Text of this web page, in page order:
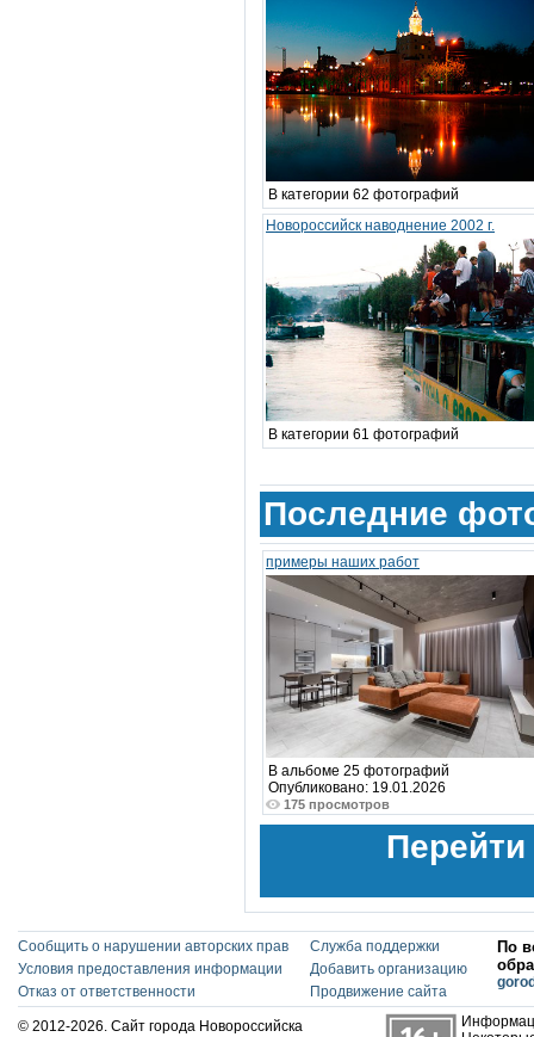
В категории 62 фотографий
Новороссийск наводнение 2002 г.
В категории 61 фотографий
Последние
примеры наших работ
В альбоме 25 фотографий
Опубликовано: 19.01.2026
175 просмотров
Сообщить о нарушении авторских прав
Условия предоставления информации
Отказ от ответственности
Служба поддержки
Добавить организацию
Продвижение сайта
По
© 2012-2026. Сайт города Новороссийска